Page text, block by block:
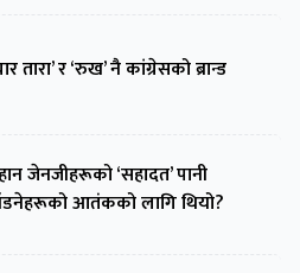
तारा’ र ‘रुख’ नै कांग्रेसको ब्रान्ड
जेनजीहरूको ‘सहादत’ पानी
आतंकको लागि थियो?